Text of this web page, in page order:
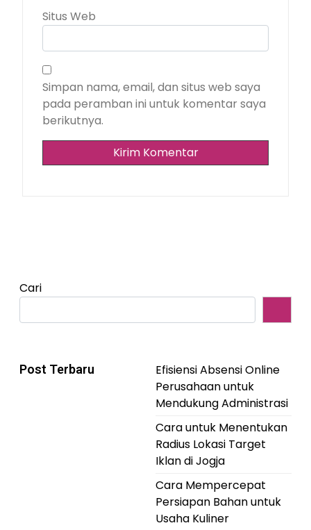
Situs Web
Simpan nama, email, dan situs web saya
pada peramban ini untuk komentar saya
berikutnya.
Cari
Post Terbaru
Efisiensi Absensi Online
Perusahaan untuk
Mendukung Administrasi
Cara untuk Menentukan
Radius Lokasi Target
Iklan di Jogja
Cara Mempercepat
Persiapan Bahan untuk
Usaha Kuliner